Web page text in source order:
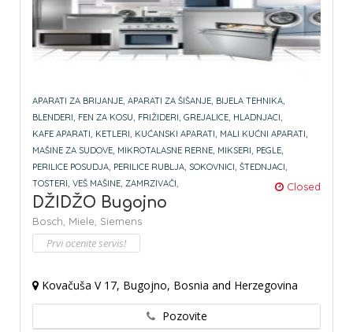
APARATI ZA BRIJANJE, APARATI ZA ŠIŠANJE, BIJELA TEHNIKA,
BLENDERI, FEN ZA KOSU, FRIŽIDERI, GREJALICE, HLADNJACI,
KAFE APARATI, KETLERI, KUĆANSKI APARATI, MALI KUĆNI APARATI,
MAŠINE ZA SUDOVE, MIKROTALASNE RERNE, MIKSERI, PEGLE,
PERILICE POSUDJA, PERILICE RUBLJA, SOKOVNICI, ŠTEDNJACI,
TOSTERI, VEŠ MAŠINE, ZAMRZIVAČI, Closed
DŽIDŽO Bugojno
Bosch, Miele, Siemens
Prvi ocenite servis!
Kovačuša V 17, Bugojno, Bosnia and Herzegovina
Pozovite